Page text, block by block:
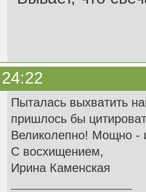
Пыталась выхватить
пришлось бы
Великолепно! Мощно -
С восхищением,
Ирина Каменская